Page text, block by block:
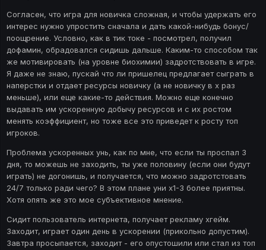
нужные статьи отсутствуют.Что делать в этом случае
новичку? Твои предложения жду в комментарии. Вариант с
наставником отклоняется, т.к. наставники бывают разные -
как и фломастеры. А уповать на наставничество - это
рудимент, т.к. мало кому захочется тратить время на
расспросы, если бы можно было воспользоваться готовой
исчерпывающей инфой в Энциклопедии.
Эргономиканастолькоущербная, что чтобы начать
пользоваться игрой так как это задумывали
разрабы - новичкам необходимо потратить на игру
сумасшедших, которые готовы убить более 3-х месяцев
своего времени, чтобы хоть чуть-чуть разобраться в игре в
то время - когда они становятся кормом в первый месяц?
Стартовая обучалка на уровне тамагочи - мрак.
Когда выполняешь какое-либо действие впервые,
привести".С самого старта ты набиваешь шишки
собственным опытом, а не чужим. Где найти этих
мазохистов для увеличения онлайна игры?
Согласен, что игра для новичка сложная, и чтобы удержать его
интерес нужно упростить сначала и дать какой-нибудь бонус/
поощрение. Условно, как в тик токе - посмотрел, получил
дофамин, обрадовался сидишь дальше. Каким-то способом так
же мотивировать (на уровне биохимии) задротствовать в игре.
Я даже не знаю, пускай что ли пришелец предлагает сыграть в
наперстки и отдает ресурсы новичку (а не новичку в х раз
меньше), или еще какие-то действия. Можно еще конечно
выдавать им ускоренную добычу ресурсов и с их ростом
менять коэффициент, но тоже все это приведет к росту топ
игроков.
Проблема ускоренных унь, как по мне, что если ты проспал 3
дня, то можешь не заходить, ты уже половину (если они будут
играть) не догонишь, и получается, что можно задротстовать
24/7 только ради чего? В этом плане уни х1-3 более приятны.
Хотя опять же это мое субъективное мнение.
Сидит пользователь интернета, получает рекламу хгейм.
Заходит, играет один день в ускорении (прикольно допустим).
Завтра просыпается, заходит - его опустошили или стал из топ